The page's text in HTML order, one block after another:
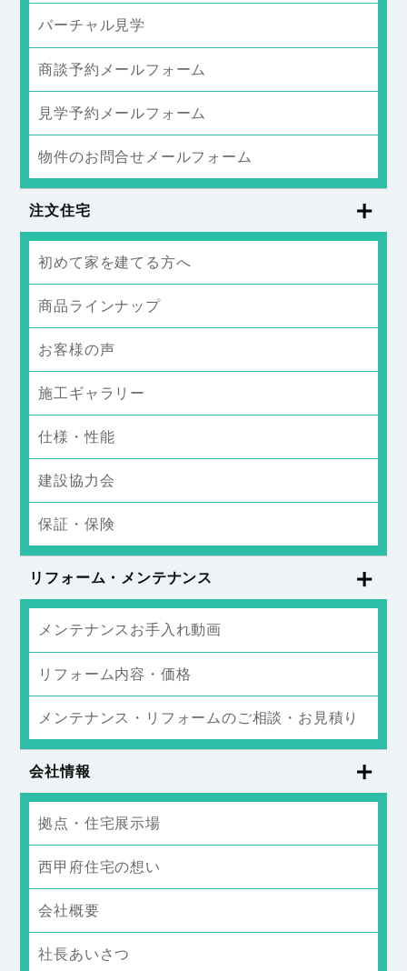
バーチャル見学
商談予約メールフォーム
見学予約メールフォーム
物件のお問合せメールフォーム
注文住宅
初めて家を建てる方へ
商品ラインナップ
お客様の声
施工ギャラリー
仕様・性能
建設協力会
保証・保険
リフォーム・メンテナンス
メンテナンスお手入れ動画
リフォーム内容・価格
メンテナンス・リフォームのご相談・お見積り
会社情報
拠点・住宅展示場
西甲府住宅の想い
会社概要
社長あいさつ